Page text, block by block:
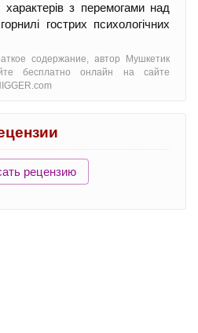
характерів з перемогами над
гострих психологічних
содержание, автор Мушкетик
бесплатно онлайн на сайте
рецензию